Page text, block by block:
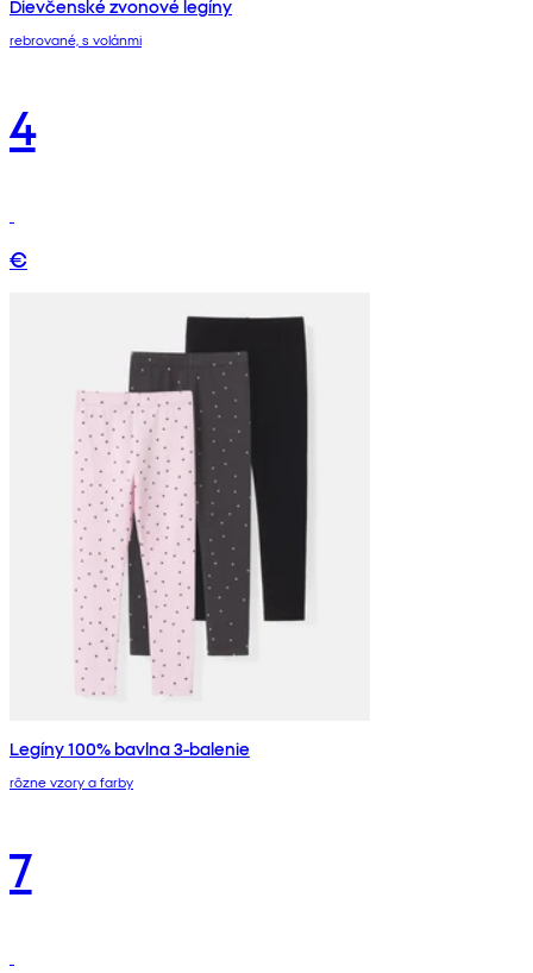
Dievčenské zvonové legíny
rebrované, s volánmi
4
€
Legíny 100% bavlna 3-balenie
rôzne vzory a farby
7